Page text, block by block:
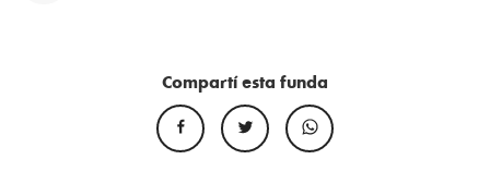
Compartí esta funda